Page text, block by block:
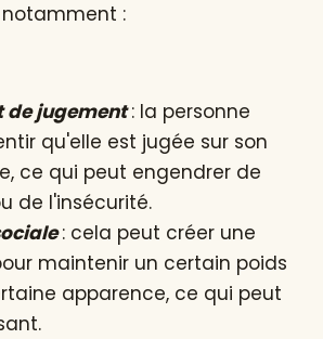
notamment :
de jugement: la personne
qu'elle est jugée sur son
ce qui peut engendrer de
de l'insécurité.
: cela peut créer une
maintenir un certain poids
apparence, ce qui peut